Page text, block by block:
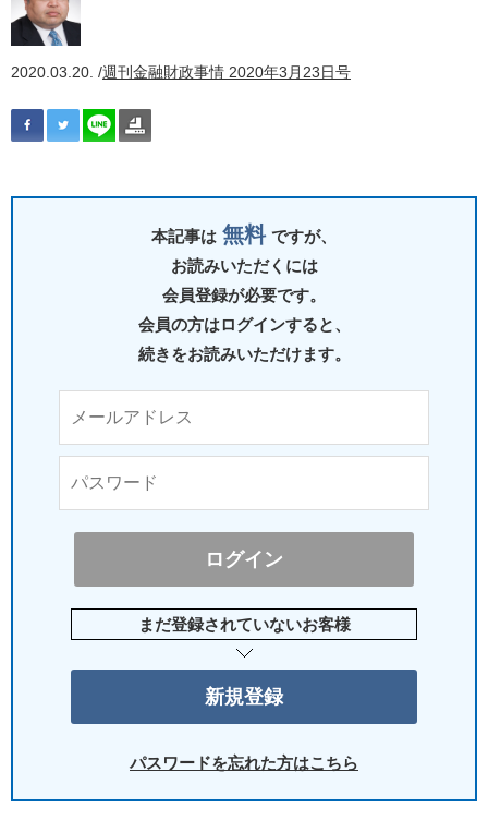
2020.03.20. /週刊金融財政事情 2020年3月23日号
本記事は 無料 ですが、
お読みいただくには
会員登録が必要です。
会員の方はログインすると、
続きをお読みいただけます。
まだ登録されていないお客様
パスワードを忘れた方はこちら